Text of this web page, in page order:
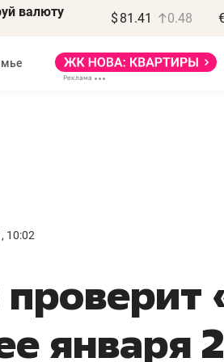
валюту $ 81.41 0.48
10:02
января
правил, бизнес может
потерять минимум